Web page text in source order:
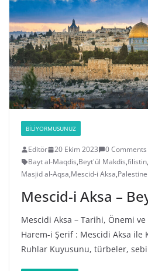
BILIYORMUSUNUZ
Editör 20 Ekim 2023
0 Comments
Bayt al-Maqdis,Beyt'ül Makdis,filistin,
Masjid al-Aqsa,Mescid-i Aksa,Palestine
Mescid-i Aksa –
Mescidi Aksa – Tarihi, Önemi
Harem-i Şerif : Mescidi Aksa ile
Ruhlar Kuyusunu, türbeler,